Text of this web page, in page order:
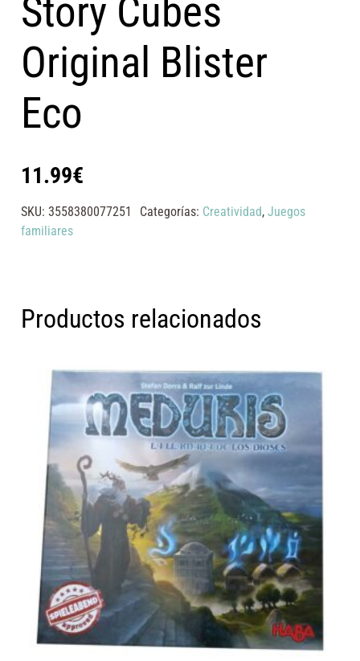
Story Cubes
Original Blister
Eco
11.99€
SKU:3558380077251 Categorías: Creatividad, Juegos
familiares
Productos relacionados